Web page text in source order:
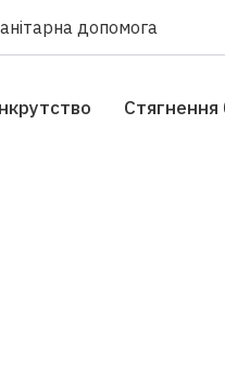
допомога
Стягнення